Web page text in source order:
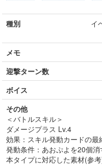
種別 イ
メモ
迎撃ターン数
ボイス
その他
＜バトルスキル＞
ダメージプラス Lv.4
効果：スキル発動カードの
発動条件：あおぷよを20個消
本タイプに対応した素材(参